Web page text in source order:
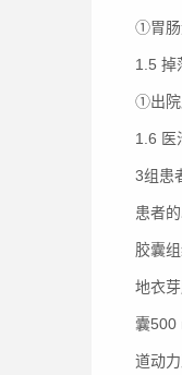
①胃肠
1.5 掉
①出院
1.6 医
3组患
患者
胶囊
地衣
囊500
道动